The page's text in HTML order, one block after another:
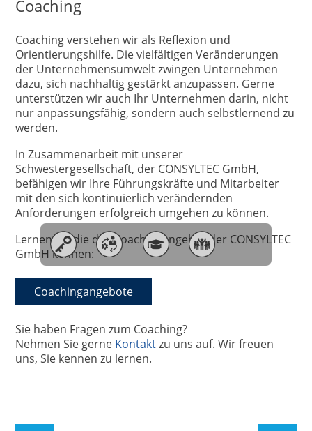
Coaching
Coaching verstehen wir als Reflexion und
Orientierungshilfe. Die vielfältigen Veränderungen
der Unternehmensumwelt zwingen Unternehmen
dazu, sich nachhaltig gestärkt anzupassen. Gerne
unterstützen wir auch Ihr Unternehmen darin, nicht
nur anpassungsfähig, sondern auch selbstlernend zu
werden.
In Zusammenarbeit mit unserer
Schwestergesellschaft, der CONSYLTEC GmbH,
befähigen wir Ihre Führungskräfte und Mitarbeiter
mit den sich kontinuierlich verändernden
Anforderungen erfolgreich umgehen zu können.
Lernen Sie die das Coachingangebot der CONSYLTEC
GmbH kennen:
Coachingangebote
Sie haben Fragen zum Coaching?
Nehmen Sie gerne Kontaktzu uns auf. Wir freuen
uns, Sie kennen zu lernen.